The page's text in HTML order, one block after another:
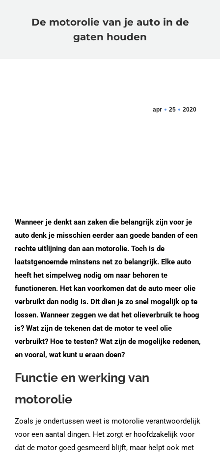
De motorolie van je auto in de
gaten houden
apr 25 2020
Wanneer je denkt aan zaken die belangrijk zijn voor je
auto denk je misschien eerder aan goede banden of een
rechte uitlijning dan aan motorolie. Toch is de
laatstgenoemde minstens net zo belangrijk. Elke auto
heeft het simpelweg nodig om naar behoren te
functioneren. Het kan voorkomen dat de auto meer olie
verbruikt dan nodig is. Dit dien je zo snel mogelijk op te
lossen. Wanneer zeggen we dat het olieverbruik te hoog
is? Wat zijn de tekenen dat de motor te veel olie
verbruikt? Hoe te testen? Wat zijn de mogelijke redenen,
en vooral, wat kunt u eraan doen?
Functie en werking van
motorolie
Zoals je ondertussen weet is motorolie verantwoordelijk
voor een aantal dingen. Het zorgt er hoofdzakelijk voor
dat de motor goed gesmeerd blijft, maar helpt ook met